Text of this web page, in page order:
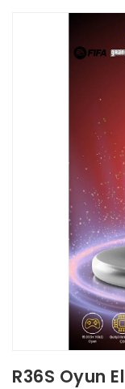
R36S Oyun